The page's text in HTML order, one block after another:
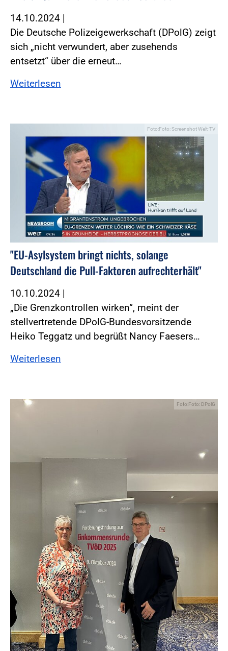
14.10.2024 |
Die Deutsche Polizeigewerkschaft (DPolG) zeigt
sich „nicht verwundert, aber zusehends
entsetzt“ über die erneut…
Weiterlesen
Foto:Foto: Screenshot Welt-TV
"EU-Asylsystem bringt nichts, solange
Deutschland die Pull-Faktoren aufrechterhält"
10.10.2024 |
„Die Grenzkontrollen wirken“, meint der
stellvertretende DPolG-Bundesvorsitzende
Heiko Teggatz und begrüßt Nancy Faesers…
Weiterlesen
Foto:Foto: DPolG